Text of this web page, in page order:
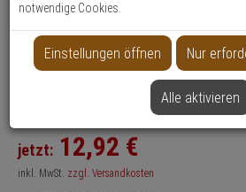
Produktinformationen
Halterung, Zubehörartikel
Anwendung: Videoüberwachung
Farbe: Weiß
jetzt: 12,92 €
inkl. MwSt. zzgl. Versandkosten
notwendige Cookies.
Einstellungen öffnen Nur
Alle aktivieren